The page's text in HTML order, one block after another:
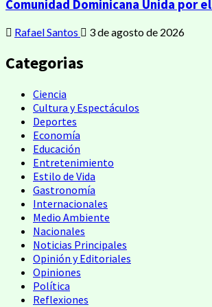
Comunidad Dominicana Unida por
Rafael Santos 3 de agosto de 2026
Categorias
Ciencia
Cultura y Espectáculos
Deportes
Economía
Educación
Entretenimiento
Estilo de Vida
Gastronomía
Internacionales
Medio Ambiente
Nacionales
Noticias Principales
Opinión y Editoriales
Opiniones
Política
Reflexiones